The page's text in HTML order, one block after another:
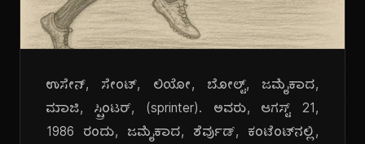
ಉಸೇನ್, ಸೇಂಟ್, ಲಿಯೋ, ಬೋಲ್ಟ್, ಜಮೈಕಾದ,
ಮಾಜಿ, ಸ್ಪ್ರಿಂಟರ್, (sprinter). ಅವರು, ಆಗಸ್ಟ್ 21,
1986 ರಂದು, ಜಮೈಕಾದ, ಶೆರ್ವುಡ್, ಕಂಟೆಂಟ್‌ನಲ್ಲಿ,